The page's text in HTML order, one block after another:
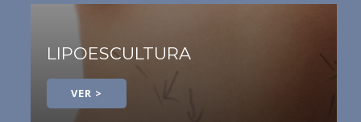
LIPOESCULTURA
VER >